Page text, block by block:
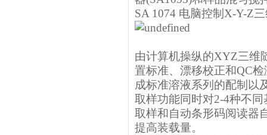
SA 1074 电脑控制X-Y-Z
由计算机操纵的XYZ三维
置标准、漂移校正和QC
成标准溶液系列的配制以
取样功能同时对2-4种不
取样和自动条形码阅读器
提高装载量。